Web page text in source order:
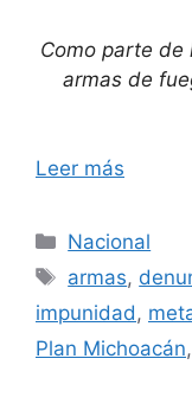
Como parte de
armas de
Leer más
Categorías
Nacional
Etiquetas
armas,
impunidad,
Plan Michoacán,